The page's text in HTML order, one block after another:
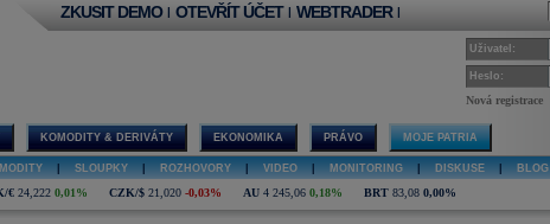
ZKUSIT DEMO | OTEVŘÍT ÚČET | WEBTRADER |
Uživatel:
Heslo:
Nová registrace
KOMODITY & DERIVÁTY EKONOMIKA PRÁVO MOJE PATRIA
SLOUPKY ROZHOVORY VIDEO MONITORING DISKUSE BLOG
€ 24,222 0,01% CZK/$ 21,020 -0,03% AU 4 245,06 0,18% BRT 83,08 0,00%